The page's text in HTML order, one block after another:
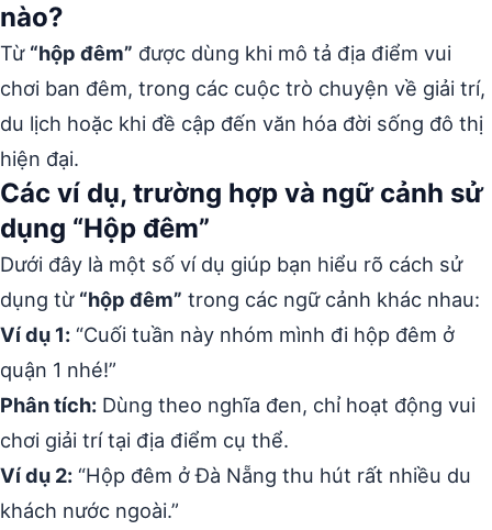
nào?
Từ “hộp đêm” được dùng khi mô tả địa điểm vui
chơi ban đêm, trong các cuộc trò chuyện về giải trí,
du lịch hoặc khi đề cập đến văn hóa đời sống đô thị
hiện đại.
Các ví dụ, trường hợp và ngữ cảnh sử
dụng “Hộp đêm”
Dưới đây là một số ví dụ giúp bạn hiểu rõ cách sử
dụng từ “hộp đêm” trong các ngữ cảnh khác nhau:
Ví dụ 1: “Cuối tuần này nhóm mình đi hộp đêm ở
quận 1 nhé!”
Phân tích: Dùng theo nghĩa đen, chỉ hoạt động vui
chơi giải trí tại địa điểm cụ thể.
Ví dụ 2: “Hộp đêm ở Đà Nẵng thu hút rất nhiều du
khách nước ngoài.”